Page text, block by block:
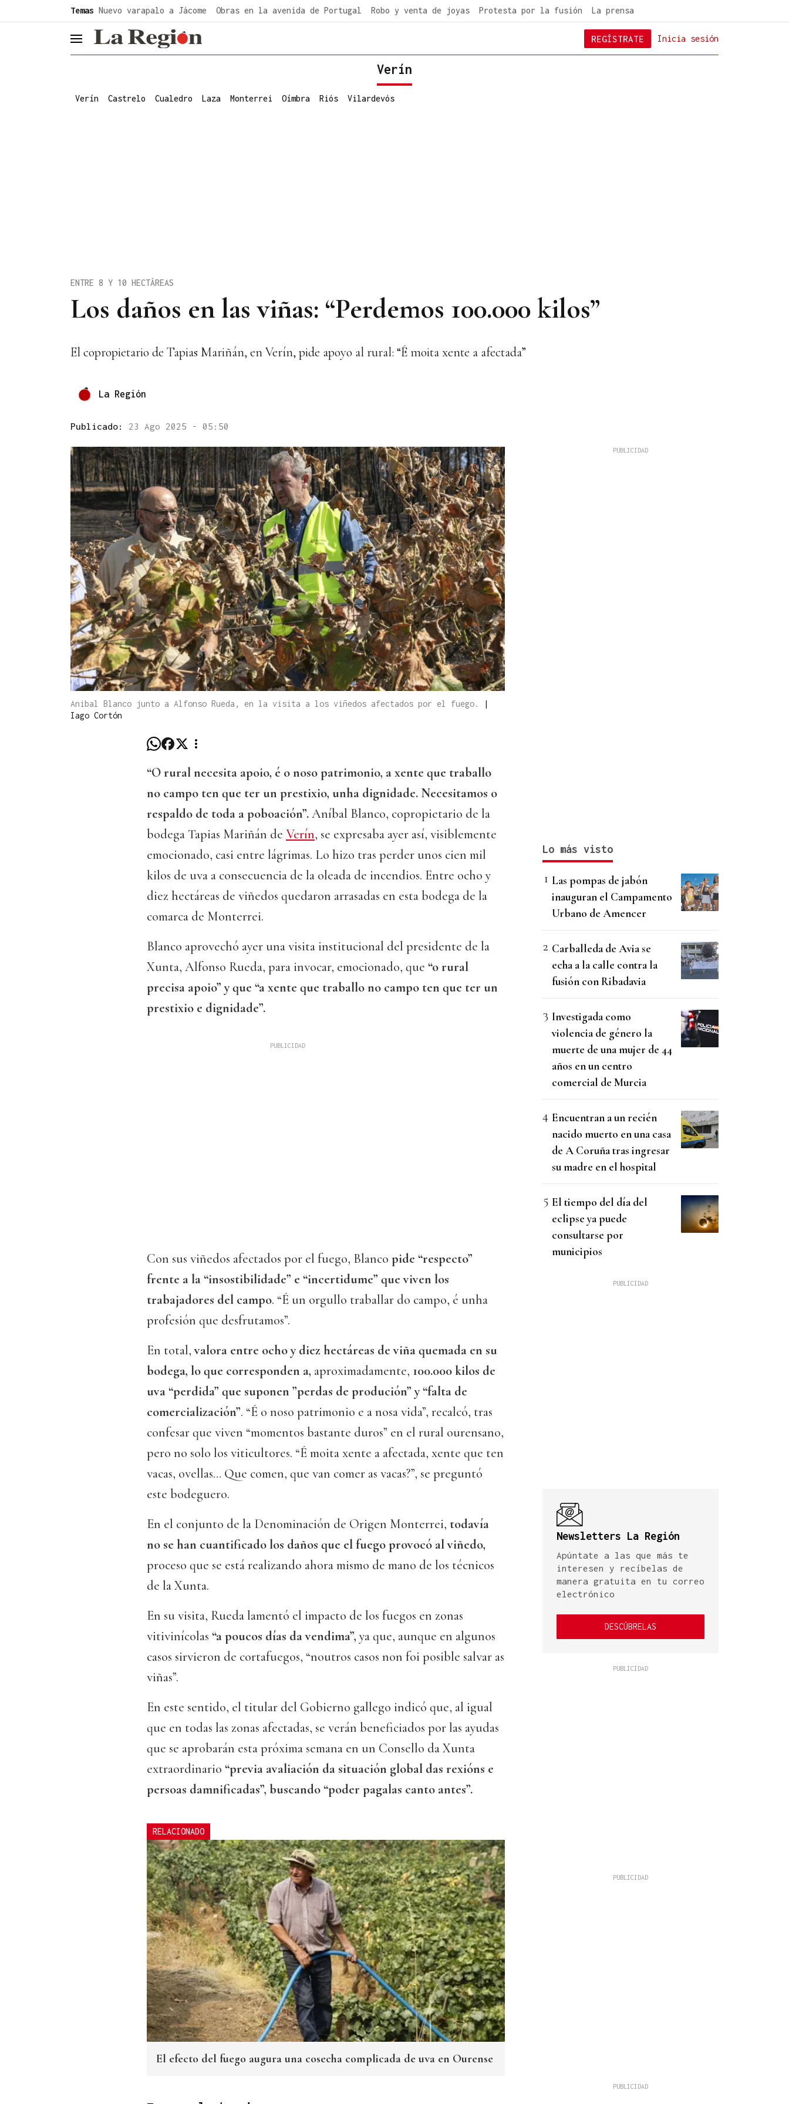
Temas Nuevo varapalo a Jácome Obras en la avenida de Portugal Robo y venta de joyas Protesta por la fusión La prensa
header.menu.open Inicia sesión
REGÍSTRATE
Verín
Verín Castrelo Cualedro Laza Monterrei Oímbra Riós Vilardevós
Los daños en las viñas: “Perdemos 100.000 kilos”
ENTRE 8 Y 10 HECTÁREAS
El copropietario de Tapias Mariñán, en Verín, pide apoyo al rural: “É moita xente a afectada”
La Región
Publicado: 23 Ago 2025 - 05:50
Anibal Blanco junto a Alfonso Rueda, en la visita a los viñedos afectados por el fuego.
|
Iago Cortón
“O rural necesita apoio, é o noso patrimonio, a xente que traballo
no campo ten que ter un prestixio, unha dignidade. Necesitamos o
respaldo de toda a poboación”.Aníbal Blanco, copropietario de la
bodega Tapias Mariñán de Verín, se expresaba ayer así, visiblemente
emocionado, casi entre lágrimas. Lo hizo tras perder unos cien mil
kilos de uva a consecuencia de la oleada de incendios. Entre ocho y
diez hectáreas de viñedos quedaron arrasadas en esta bodega de la
comarca de Monterrei.
Blanco aprovechó ayer una visita institucional del presidente de la
Xunta, Alfonso Rueda, para invocar, emocionado, que “o rural
precisa apoio” y que “a xente que traballo no campo ten que ter un
prestixio e dignidade”.
Con sus viñedos afectados por el fuego, Blanco pide “respecto”
frente a la “insostibilidade” e “incertidume” que viven los
trabajadores del campo. “É un orgullo traballar do campo, é unha
profesión que desfrutamos”.
En total,valora entre ocho y diez hectáreas de viña quemada en su
bodega, lo que corresponden a, aproximadamente, 100.000 kilos de
uva “perdida” que suponen ”perdas de produción” y “falta de
comercialización”. “É o noso patrimonio e a nosa vida”, recalcó, tras
confesar que viven “momentos bastante duros” en el rural ourensano,
pero no solo los viticultores. “É moita xente a afectada, xente que ten
vacas, ovellas… Que comen, que van comer as vacas?”, se preguntó
este bodeguero.
En el conjunto de la Denominación de Origen Monterrei, todavía
no se han cuantificado los daños que el fuego provocó al viñedo,
proceso que se está realizando ahora mismo de mano de los técnicos
de la Xunta.
En su visita, Rueda lamentó el impacto de los fuegos en zonas
vitivinícolas “a poucos días da vendima”, ya que, aunque en algunos
casos sirvieron de cortafuegos, “noutros casos non foi posible salvar as
viñas”.
En este sentido, el titular del Gobierno gallego indicó que, al igual
que en todas las zonas afectadas, se verán beneficiados por las ayudas
que se aprobarán esta próxima semana en un Consello da Xunta
extraordinario “previa avaliación da situación global das rexións e
persoas damnificadas”, buscando “poder pagalas canto antes”.
RELACIONADO
El efecto del fuego augura una cosecha complicada de uva en Ourense
Lo más visto
Las pompas de jabón
inauguran el Campamento
Urbano de Amencer
Carballeda de Avia se
echa a la calle contra la
fusión con Ribadavia
Investigada como
violencia de género la
muerte de una mujer de 44
años en un centro
comercial de Murcia
Encuentran a un recién
nacido muerto en una casa
de A Coruña tras ingresar
su madre en el hospital
El tiempo del día del
eclipse ya puede
consultarse por
municipios
Newsletters La Región
Apúntate a las que más te
interesen y recíbelas de
manera gratuita en tu correo
electrónico
DESCÚBRELAS